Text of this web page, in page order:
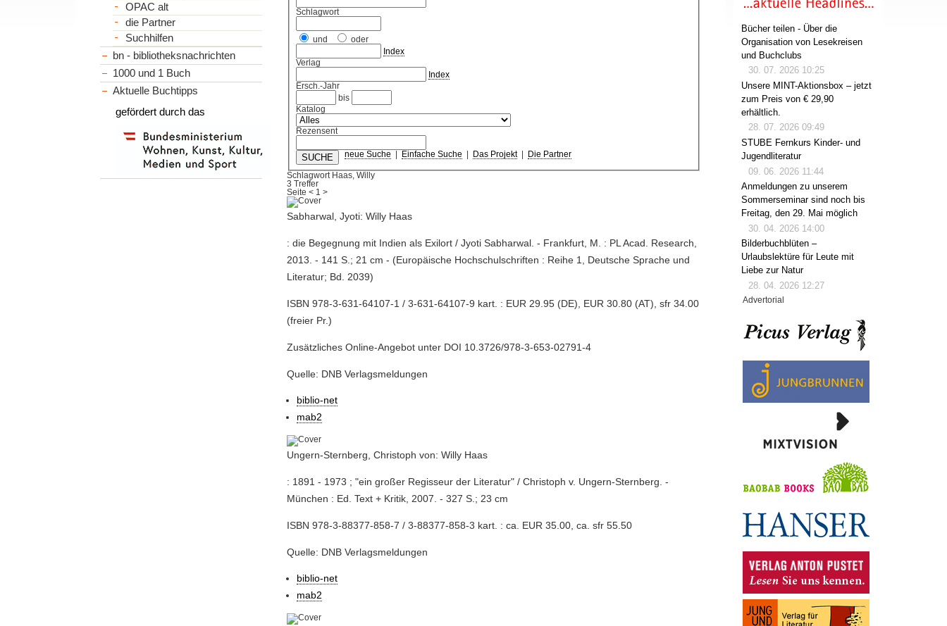
Schlagwort
und
oder
Index
Verlag
Index
Ersch.-Jahr
bis
Katalog
Rezensent
neue Suche Einfache Suche Das Projekt| Die Partner
Schlagwort Haas, Willy
3 Treffer
Seite< 1 >
Sabharwal, Jyoti: Willy Haas
: die Begegnung mit Indien als Exilort / Jyoti Sabharwal. - Frankfurt, M. : PL Acad. Research,
2013. - 141 S.; 21 cm - (Europäische Hochschulschriften : Reihe 1, Deutsche Sprache und
Literatur; Bd. 2039)
ISBN 978-3-631-64107-1 / 3-631-64107-9 kart. : EUR 29.95 (DE), EUR 30.80 (AT), sfr 34.00
(freier Pr.)
Zusätzliches Online-Angebot unter DOI 10.3726/978-3-653-02791-4
Quelle: DNB Verlagsmeldungen
biblio-net
mab2
Ungern-Sternberg, Christoph von: Willy Haas
: 1891 - 1973 ; "ein großer Regisseur der Literatur" / Christoph v. Ungern-Sternberg. -
München : Ed. Text + Kritik, 2007. - 327 S.; 23 cm
ISBN 978-3-88377-858-7 / 3-88377-858-3 kart. : ca. EUR 35.00, ca. sfr 55.50
Quelle: DNB Verlagsmeldungen
biblio-net
mab2
OPAC alt
die Partner
Suchhilfen
bn - bibliotheksnachrichten
1000 und 1 Buch
Aktuelle Buchtipps
gefördert durch das
Bücher teilen - Über die
Organisation von Lesekreisen
und Buchclubs
30. 07. 2026 10:25
Unsere MINT-Aktionsbox – jetzt
zum Preis von € 29,90
erhältlich.
28. 07. 2026 09:49
STUBE Fernkurs Kinder- und
Jugendliteratur
09. 06. 2026 11:44
Anmeldungen zu unserem
Sommerseminar sind noch bis
Freitag, den 29. Mai möglich
30. 04. 2026 14:00
Bilderbuchblüten –
Urlaubslektüre für Leute mit
Liebe zur Natur
28. 04. 2026 12:27
Advertorial